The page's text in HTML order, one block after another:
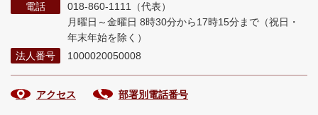
電話
018-860-1111（代表）
月曜日～金曜日 8時30分から17時15分まで （祝日・
年末年始を除く）
法人番号
1000020050008
アクセス 部署別電話番号